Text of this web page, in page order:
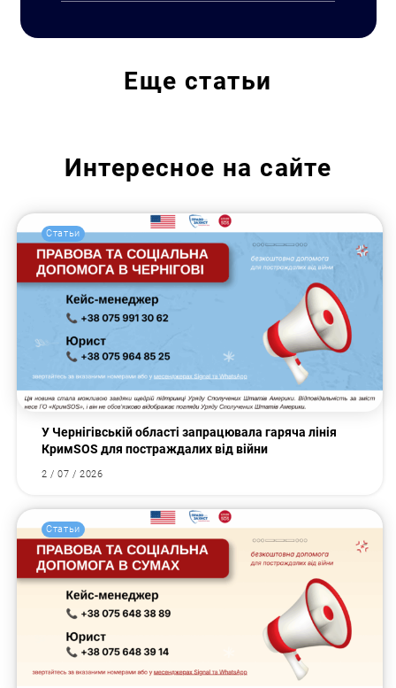
Еще статьи
Интересное на сайте
Статьи
У Чернігівській області запрацювала гаряча лінія
КримSOS для постраждалих від війни
2 / 07 / 2026
Статьи